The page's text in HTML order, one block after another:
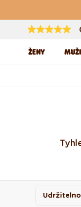
ŽENY MUŽI